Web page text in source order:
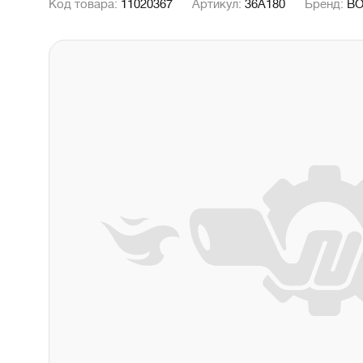
Код товара: 11020367 Артикул: 36A180 Бренд: